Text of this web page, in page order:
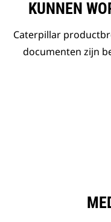
KUNNEN
Caterpillar
documenten zijn